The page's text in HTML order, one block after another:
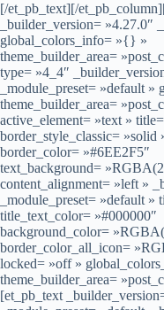
[/et_pb_text][/
_builder_version= »4.27.0″
global_colors_info= »{} »
theme_builder_area=
type= »4_4″
_module_preset= »default
theme_builder_area=
active_element= »text »
border_style_classic= »solid
border_color= »#6EE2F5″
text_background=
content_alignment= »left »
_module_preset= »default »
title_text_color= »#000000″
background_color=
border_color_all_icon=
locked= »off »
theme_builder_area=
[et_pb_text